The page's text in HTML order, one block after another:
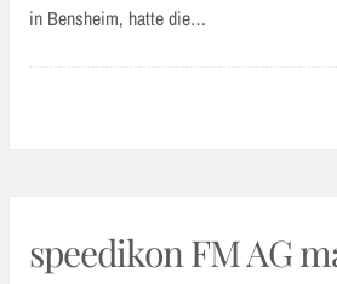
in Bensheim, hatte die…
speedikon FM AG